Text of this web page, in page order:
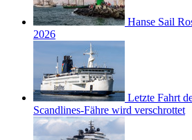
Hanse Sail
2026
Letzte Fahrt
Scandlines-Fähre wird verschrottet